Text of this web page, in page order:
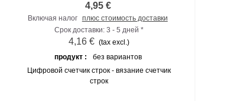
4,95 €
Включая налог плюс стоимость доставки
Срок доставки: 3 - 5 дней *
4,16 € (tax excl.)
продукт :
без вариантов
Цифровой счетчик строк - вязание счетчик
строк